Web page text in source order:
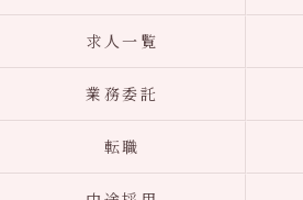
求人一覧
業務委託
転職